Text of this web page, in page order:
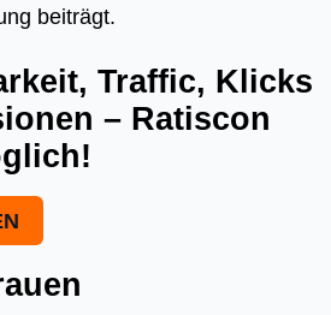
beiträgt.
Traffic, Klicks
– Ratiscon